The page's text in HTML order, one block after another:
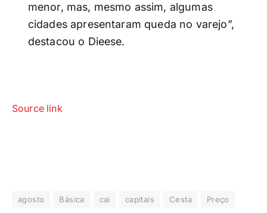
menor, mas, mesmo assim, algumas
cidades apresentaram queda no varejo”,
destacou o Dieese.
Source link
agosto Básica cai capitais Cesta Preço